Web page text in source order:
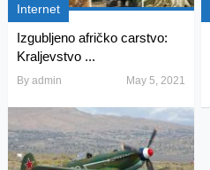
Internet
Izgubljeno afričko carstvo:
Kraljevstvo ...
By admin May 5, 2021